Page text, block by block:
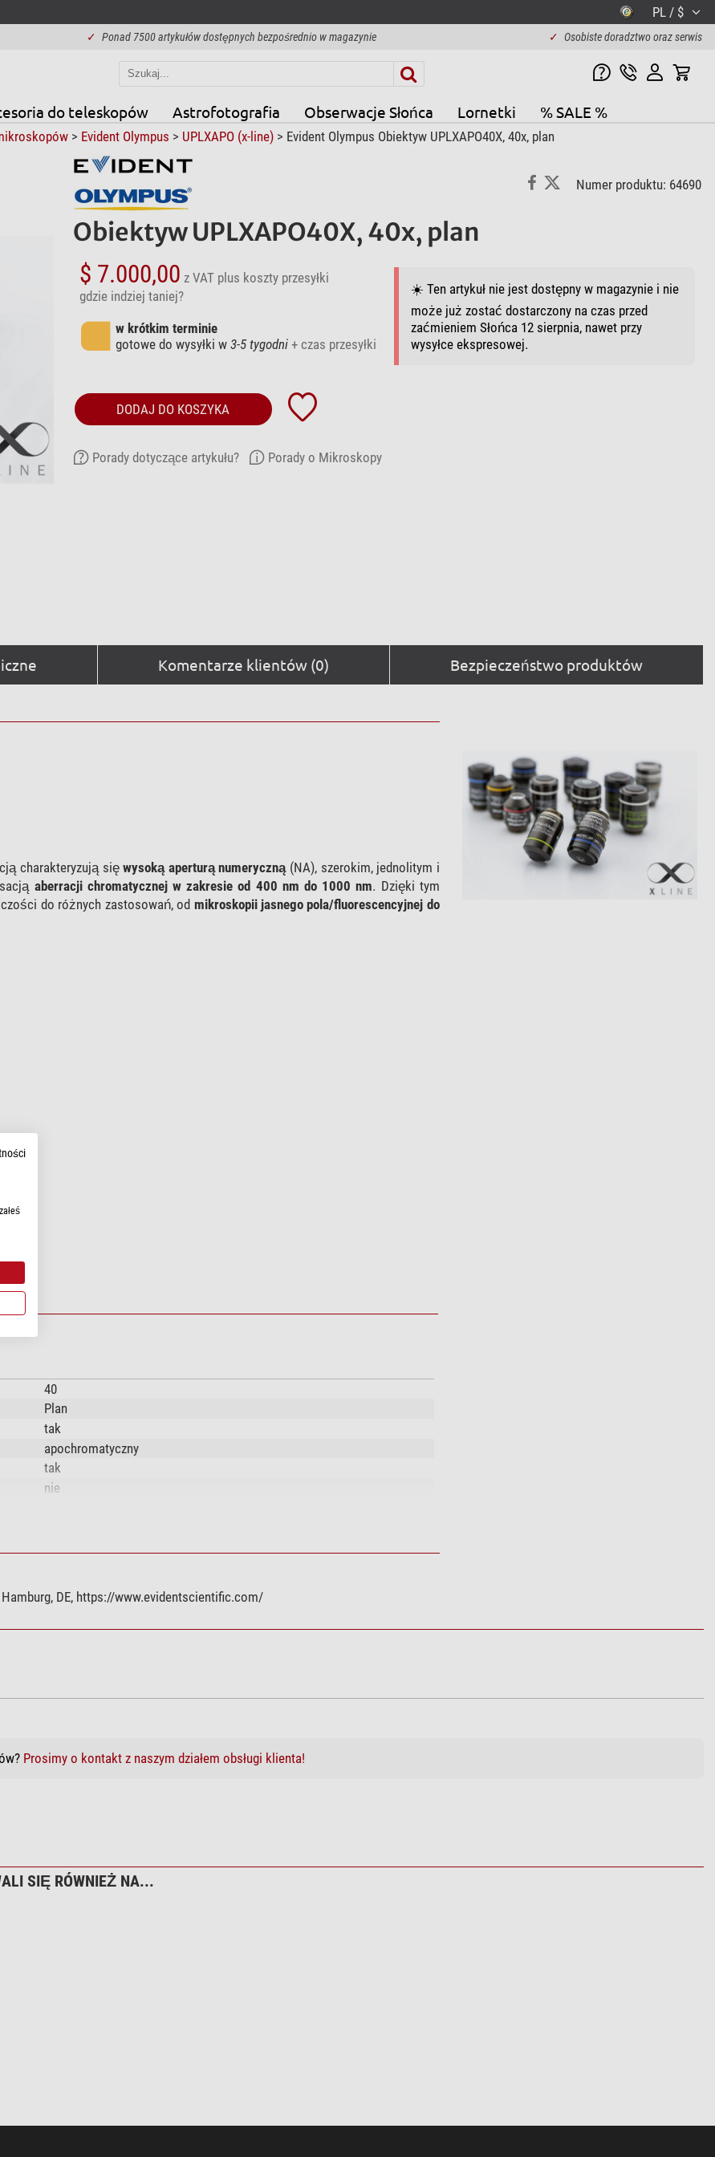
PL / $
✓ Ponad 7500 artykułów dostępnych bezpośrednio w magazynie ✓ Osobiste doradztwo oraz serwis
do teleskopów Astrofotografia Obserwacje Słońca Lornetki % SALE %
> Evident Olympus > UPLXAPO (x-line)> Evident Olympus Obiektyw UPLXAPO40X, 40x, plan
Numer produktu: 64690
Obiektyw UPLXAPO40X, 40x, plan
$ 7.000,00 z VAT plus koszty przesyłki
gdzie indziej taniej?
w krótkim terminie
gotowe do wysyłki w 3-5 tygodni + czas przesyłki
☀️ Ten artykuł nie jest dostępny w magazynie i nie
może już zostać dostarczony na czas przed
zaćmieniem Słońca 12 sierpnia, nawet przy
wysyłce ekspresowej.
DODAJ DO KOSZYKA
Porady dotyczące artykułu? Porady o Mikroskopy
Komentarze klientów (0) Bezpieczeństwo produktów
charakteryzują sięwysoką aperturą numeryczną(NA), szerokim, jednolitym i
aberracji chromatycznej w zakresie od 400 nm do 1000 nm. Dzięki tym
do różnych zastosowań, od mikroskopii jasnego pola/fluorescencyjnej do
40
Plan
tak
apochromatyczny
tak
nie
0.95
0.18
UPLXAPO (x-line)
N5702100
DE, https://www.evidentscientific.com/
Prosimy o kontakt z naszym działem obsługi klienta!
SIĘ RÓWNIEŻ NA...